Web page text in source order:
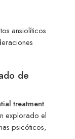
ansiolíticos
de
treatment
explorado el
psicóticos,